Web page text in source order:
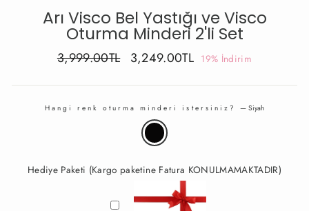
Arı Visco Bel Yastığı ve Visco
Oturma Minderi 2'li Set
Fiyat
3,999.00TL
İndirimli
3,249.00TL 19% İndirim
Hangi renk oturma minderi istersiniz?—Siyah
Hediye Paketi (Kargo paketine Fatura KONULMAMAKTADIR)